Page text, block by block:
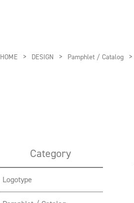
HOME DESIGN Pamphlet / Catalog
Category
Logotype